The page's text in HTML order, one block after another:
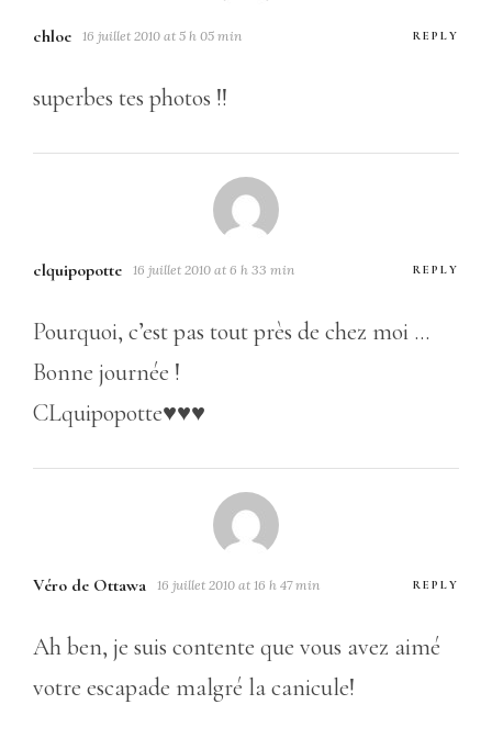
chloe 16 juillet 2010 at 5 h 05 min REPLY
superbes tes photos !!
clquipopotte 16 juillet 2010 at 6 h 33 min REPLY
Pourquoi, c’est pas tout près de chez moi …
Bonne journée !
CLquipopotte♥♥♥
Véro de Ottawa 16 juillet 2010 at 16 h 47 min REPLY
Ah ben, je suis contente que vous avez aimé
votre escapade malgré la canicule!